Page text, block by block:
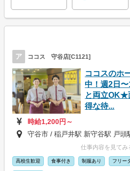
ア ココス 守谷店[C1121]
ココスのホ
中！週2日
と両立OK★
得な待...
時給1,200円～
守谷市 / 稲戸井駅 新守谷駅 戸頭
仕事内容を見てみ
高校生歓迎 食事付き 制服あり フリー